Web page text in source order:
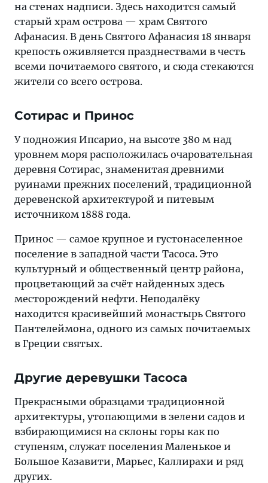
на стенах надписи. Здесь находится самый
старый храм острова — храм Святого
Афанасия. В день Святого Афанасия 18 января
крепость оживляется празднествами в честь
всеми почитаемого святого, и сюда стекаются
жители со всего острова.
Сотирас и Принос
У подножия Ипсарио, на высоте 380 м над
уровнем моря расположилась очаровательная
деревня Сотирас, знаменитая древними
руинами прежних поселений, традиционной
деревенской архитектурой и питевым
источником 1888 года.
Принос — самое крупное и густонаселенное
поселение в западной части Тасоса. Это
культурный и общественный центр района,
процветающий за счёт найденных здесь
месторождений нефти. Неподалёку
находится красивейший монастырь Святого
Пантелеймона, одного из самых почитаемых
в Греции святых.
Другие деревушки Тасоса
Прекрасными образцами традиционной
архитектуры, утопающими в зелени садов и
взбирающимися на склоны горы как по
ступеням, служат поселения Маленькое и
Большое Казавити, Марьес, Каллирахи и ряд
других.